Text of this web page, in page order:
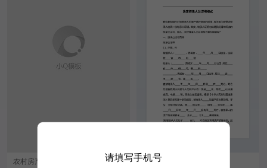
农村房产遗嘱继承范本 法定继承人公证书格式
请填写手机号